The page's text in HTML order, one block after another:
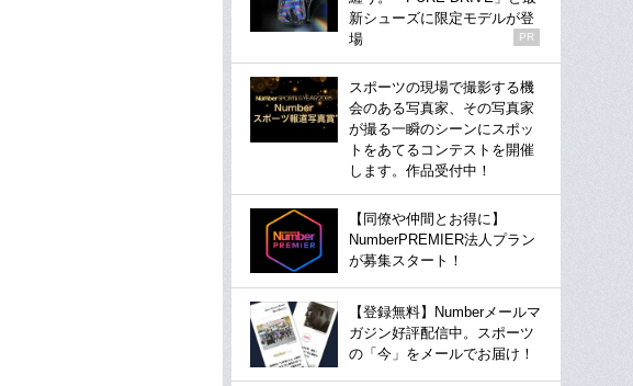
新シューズに限定モデルが登
場
PR
スポーツの現場で撮影する機
会のある写真家、その写真家
が撮る一瞬のシーンにスポッ
トをあてるコンテストを開催
します。作品受付中！
【同僚や仲間とお得に】
NumberPREMIER法人プラン
が募集スタート！
【登録無料】Numberメールマ
ガジン好評配信中。スポーツ
の「今」をメールでお届け！